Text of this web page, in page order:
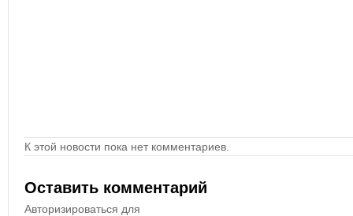
К этой новости пока нет комментариев.
Оставить комментарий
Авторизироваться для